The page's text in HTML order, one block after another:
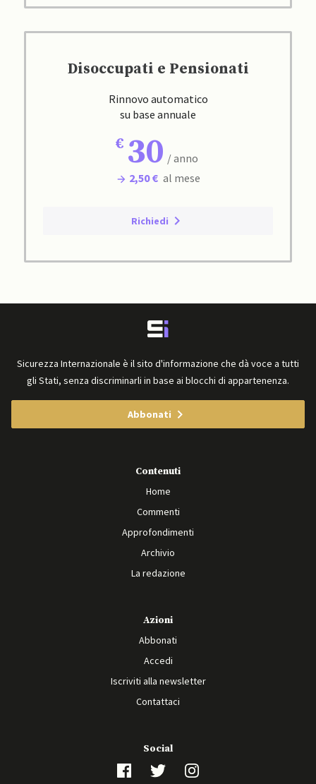
Disoccupati e Pensionati
Rinnovo automatico
su base annuale
30 / anno
2,50 € al mese
Richiedi
Sicurezza Internazionale è il sito d'informazione che dà voce a tutti
gli Stati, senza discriminarli in base ai blocchi di appartenenza.
Abbonati
Contenuti
Home
Commenti
Approfondimenti
Archivio
La redazione
Azioni
Abbonati
Accedi
Iscriviti alla newsletter
Contattaci
Social